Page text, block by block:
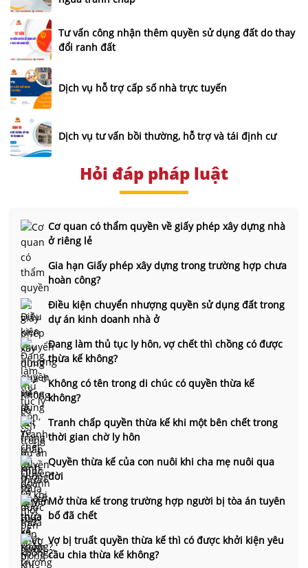
Tư vấn công nhận thêm quyền sử dụng đất do thay
đổi ranh đất
Dịch vụ hỗ trợ cấp số nhà trực tuyến
Dịch vụ tư vấn bồi thường, hỗ trợ và tái định cư
Hỏi đáp pháp luật
Cơ quan có thẩm quyền về giấy phép xây dựng nhà
ở riêng lẻ
Gia hạn Giấy phép xây dựng trong trường hợp chưa
hoàn công?
Điều kiện chuyển nhượng quyền sử dụng đất trong
dự án kinh doanh nhà ở
Đang làm thủ tục ly hôn, vợ chết thì chồng có được
thừa kế không?
Không có tên trong di chúc có quyền thừa kế
không?
Tranh chấp quyền thừa kế khi một bên chết trong
thời gian chờ ly hôn
Quyền thừa kế của con nuôi khi cha mẹ nuôi qua
đời
Mở thừa kế trong trường hợp người bị tòa án tuyên
bố đã chết
Vợ bị truất quyền thừa kế thì có được khởi kiện yêu
cầu chia thừa kế không?